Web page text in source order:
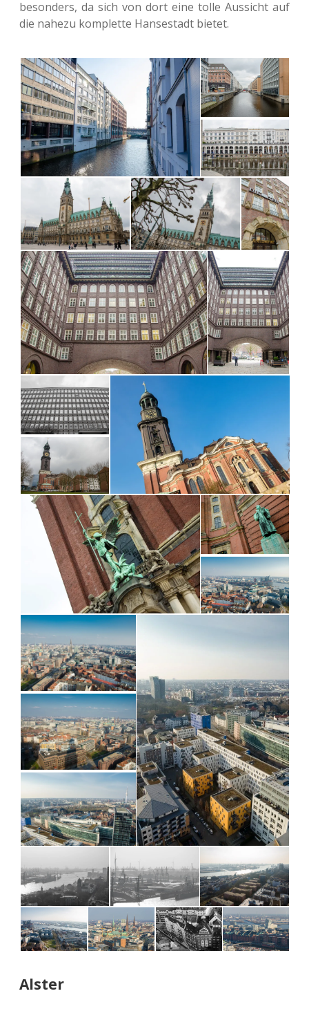
beson­ders, da sich von dort eine tolle Aus­sicht auf
die nahezu kom­plet­te Han­se­stadt bietet.
Alster